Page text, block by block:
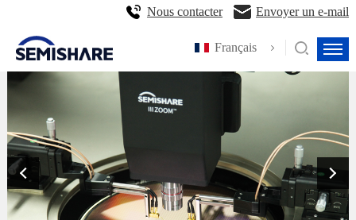
Français
Nous contacter Envoyer un e-mail